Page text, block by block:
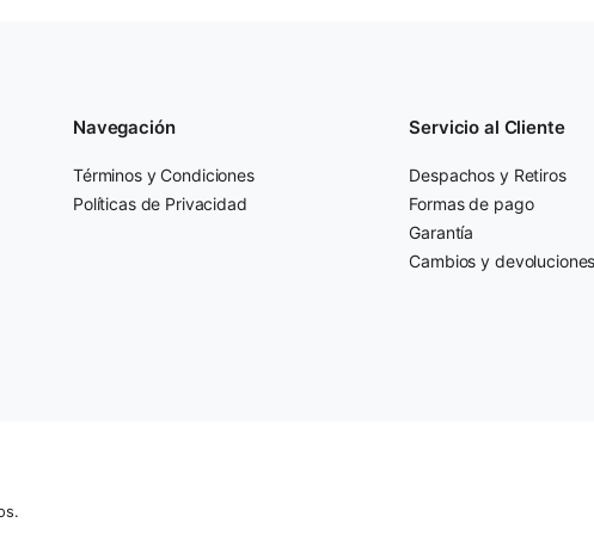
Navegación
Términos y Condiciones
Políticas de Privacidad
Servicio al Cliente
Despachos y Retiros
Formas de pago
Garantía
Cambios y